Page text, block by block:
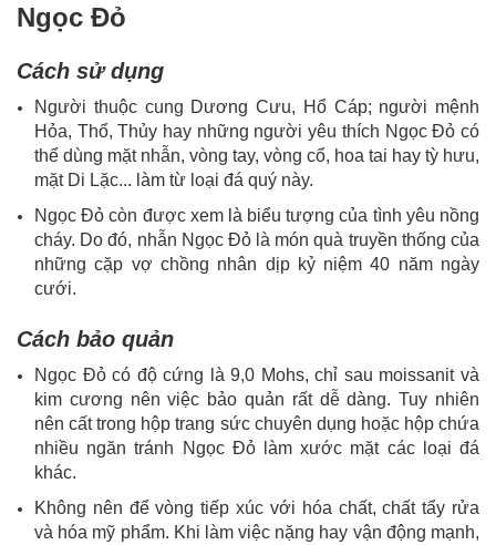
Ngọc Đỏ
Cách sử dụng
Người thuộc cung Dương Cưu, Hổ Cáp; người mệnh
Hỏa, Thổ, Thủy hay những người yêu thích Ngọc Đỏ có
thể dùng mặt nhẫn, vòng tay, vòng cổ, hoa tai hay tỳ hưu,
mặt Di Lặc... làm từ loại đá quý này.
Ngọc Đỏ còn được xem là biểu tượng của tình yêu nồng
cháy. Do đó, nhẫn Ngọc Đỏ là món quà truyền thống của
những cặp vợ chồng nhân dịp kỷ niệm 40 năm ngày
cưới.
Cách bảo quản
Ngọc Đỏ có độ cứng là 9,0 Mohs, chỉ sau moissanit và
kim cương nên việc bảo quản rất dễ dàng. Tuy nhiên
nên cất trong hộp trang sức chuyên dụng hoặc hộp chứa
nhiều ngăn tránh Ngọc Đỏ làm xước mặt các loại đá
khác.
Không nên để vòng tiếp xúc với hóa chất, chất tẩy rửa
và hóa mỹ phẩm. Khi làm việc nặng hay vận động mạnh,